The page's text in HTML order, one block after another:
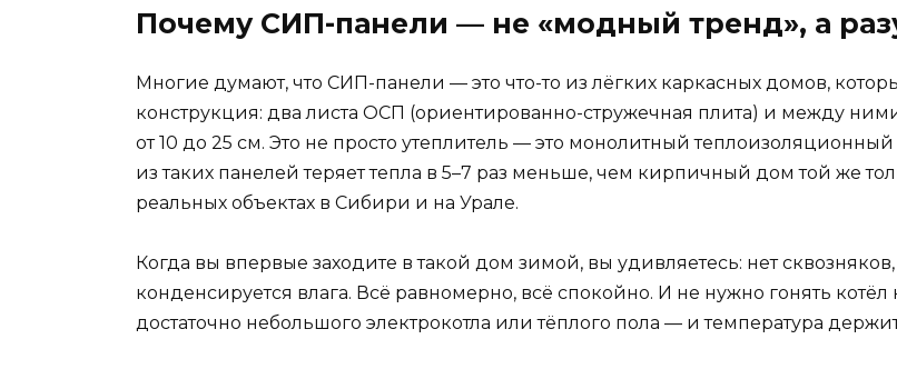
Почему СИП-панели — не «модный тренд», а
Многие думают, что СИП-панели — это что-то из лёгких каркасных домов,
конструкция: два листа ОСП (ориентированно-стружечная плита) и между
от 10 до 25 см. Это не просто утеплитель — это монолитный
из таких панелей теряет тепла в 5–7 раз меньше, чем кирпичный дом той же
реальных объектах в Сибири и на Урале.
Когда вы впервые заходите в такой дом зимой, вы удивляетесь: нет сквозняков,
конденсируется влага. Всё равномерно, всё спокойно. И не нужно гонять
достаточно небольшого электрокотла или тёплого пола — и температура